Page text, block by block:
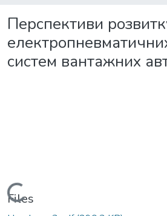
Перспективи
систем вантажних
Loading...
Files